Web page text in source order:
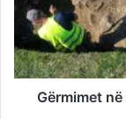
Gërmimet